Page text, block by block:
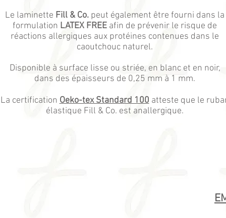
Le laminette Fill & Co. peut également être fourni dans la
formulation LATEX FREE afin de prévenir le risque de
réactions allergiques aux protéines contenues dans le
caoutchouc naturel.
Disponible à surface lisse ou striée, en blanc et en noir,
dans des épaisseurs de 0,25 mm à 1 mm.
La certification Oeko-tex Standard 100 atteste que le
élastique Fill & Co. est anallergique.